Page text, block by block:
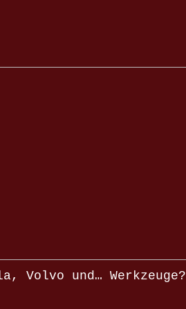
Volvo und… Werkzeuge?